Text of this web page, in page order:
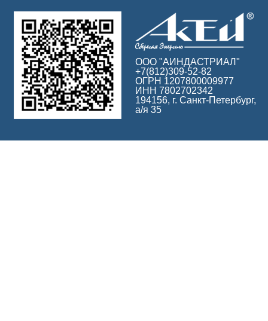
ООО "АИНДАСТРИАЛ"
+7(812)309-52-82
ОГРН 1207800009977
ИНН 7802702342
194156, г. Санкт-Петербург,
а/я 35